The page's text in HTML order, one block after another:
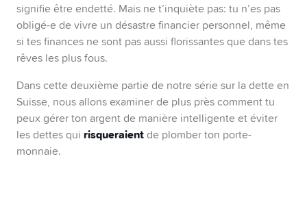
dépenses.
Méfie-toi du loup (financier) déguisé en
agneau:les prêts à taux zéro ou les offres
«Achetez maintenant et payez plus tard»
Fais attention aux détails, au risque de voir le
solde de ton compte plonger.
Continue à lire cet article afin de découvrir les
7 règles d’or pouréviter l’endettement en
Suisse
signifie être endetté. Mais ne t’inquiète pas: tu n’es pas
obligé-e de vivre un désastre financier personnel, même
si tes finances ne sont pas aussi florissantes que dans tes
rêves les plus fous.
Dans cette deuxième partie de notre série sur la dette en
Suisse, nous allons examiner de plus près comment tu
peux gérer ton argent de manière intelligente et éviter
les dettes qui risqueraientde plomber ton porte-
monnaie.